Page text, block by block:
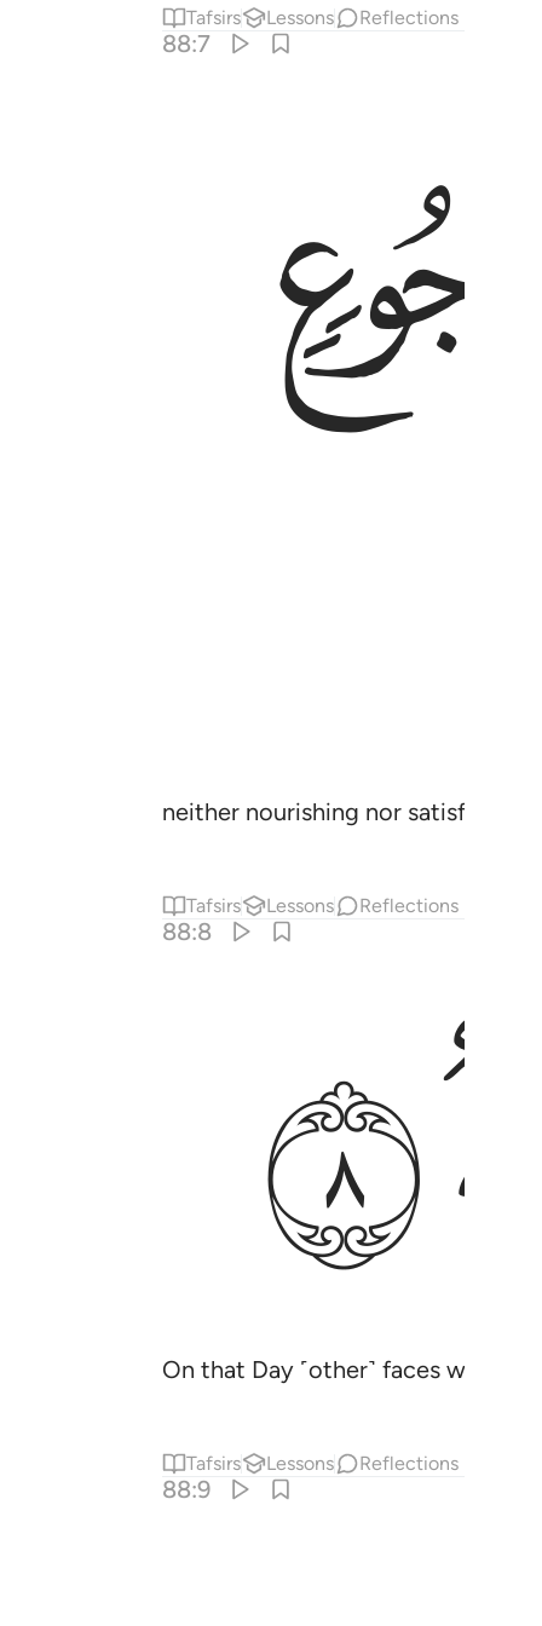
Tafsirs Lessons Reflections
88:7
ﲎ
neither nourishing nor satisfying
Tafsirs Lessons Reflections
88:8
ﲓ
On that Day ˹other˺ faces will be
Tafsirs Lessons Reflections
88:9